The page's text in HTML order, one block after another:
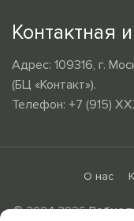
Контактная
Адрес: 109316, г.
(БЦ «Контакт»).
Телефон: +7 (915)
О нас
© 2004-2026